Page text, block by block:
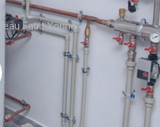
Fault Yonne